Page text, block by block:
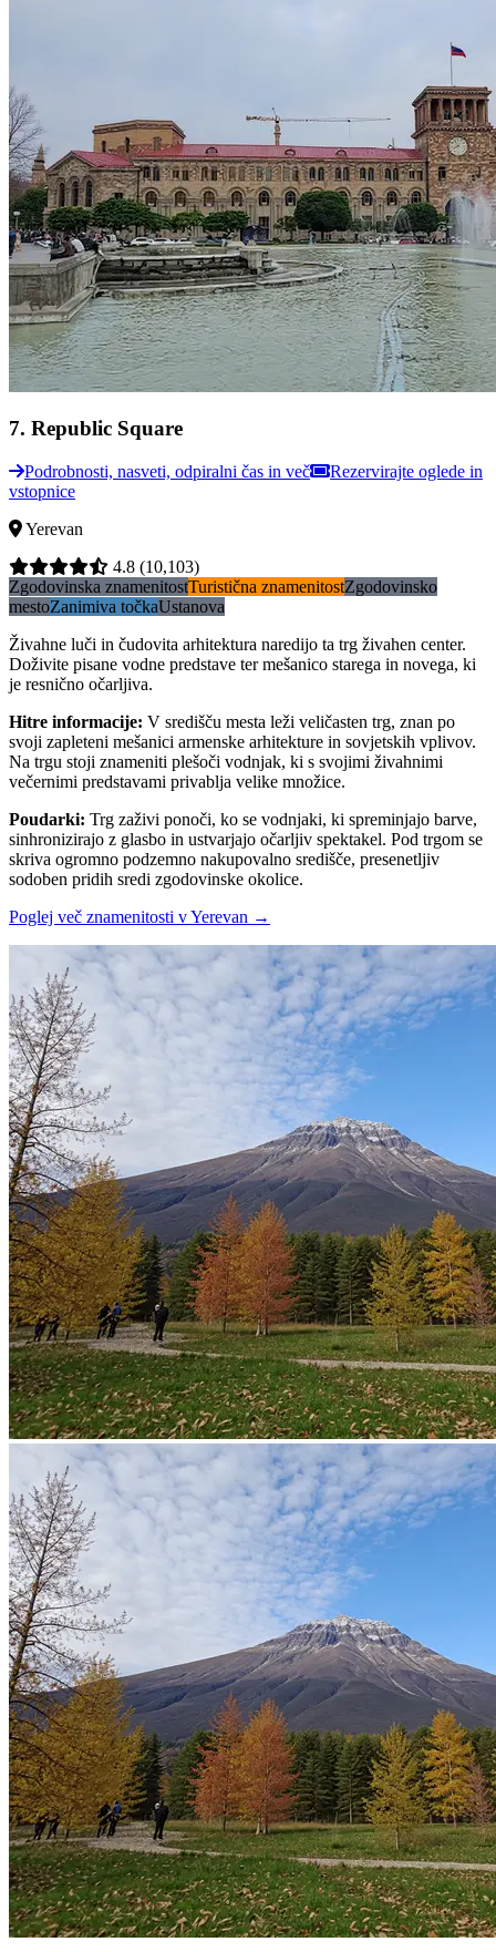
7. Republic Square
Podrobnosti, nasveti, odpiralni čas in več
Rezervirajte oglede in
vstopnice
Yerevan
4.8 (10,103)
Zgodovinska znamenitostTuristična znamenitostZgodovinsko
mestoZanimiva točkaUstanova
Živahne luči in čudovita arhitektura naredijo ta trg živahen center.
Doživite pisane vodne predstave ter mešanico starega in novega, ki
je resnično očarljiva.
Hitre informacije: V središču mesta leži veličasten trg, znan po
svoji zapleteni mešanici armenske arhitekture in sovjetskih vplivov.
Na trgu stoji znameniti plešoči vodnjak, ki s svojimi živahnimi
večernimi predstavami privablja velike množice.
Poudarki: Trg zaživi ponoči, ko se vodnjaki, ki spreminjajo barve,
sinhronizirajo z glasbo in ustvarjajo očarljiv spektakel. Pod trgom se
skriva ogromno podzemno nakupovalno središče, presenetljiv
sodoben pridih sredi zgodovinske okolice.
Poglej več znamenitosti v Yerevan →